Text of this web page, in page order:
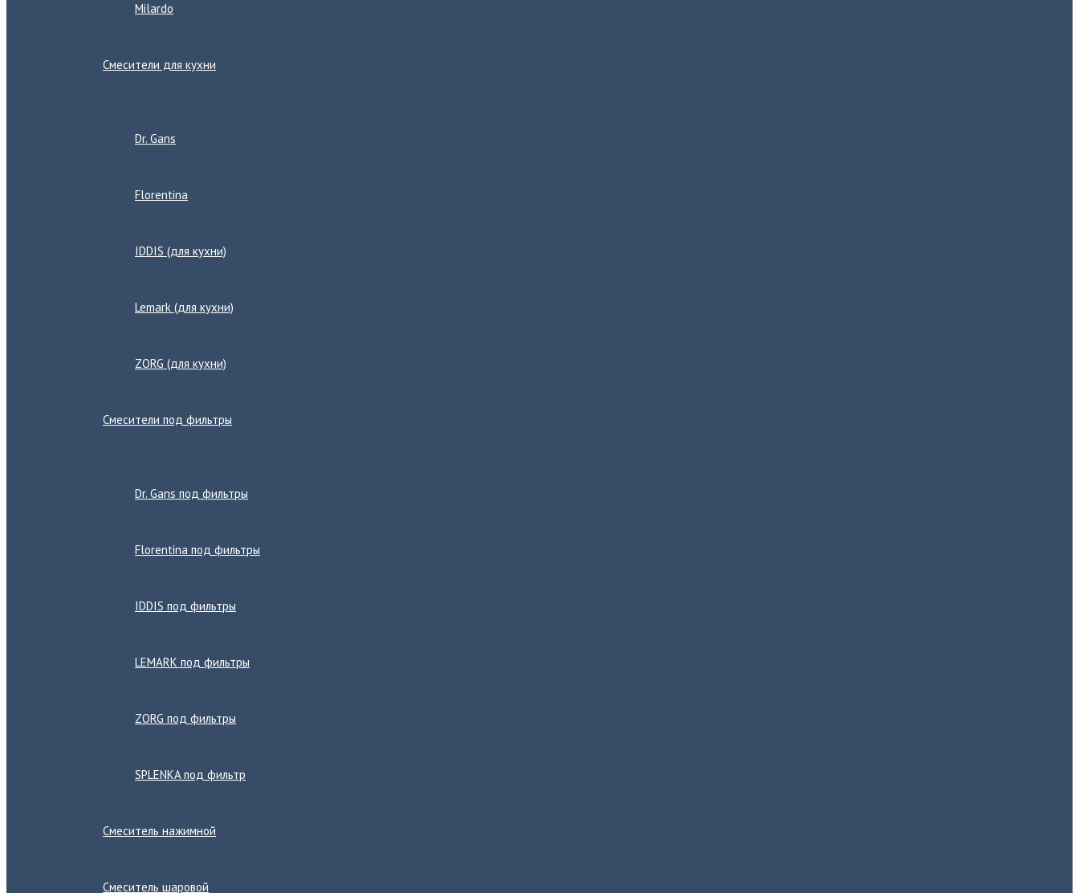
Milardo
Смесители для кухни
Dr. Gans
Florentina
IDDIS (для кухни)
Lemark (для кухни)
ZORG (для кухни)
Смесители под фильтры
Dr. Gans под фильтры
Florentina под фильтры
IDDIS под фильтры
LEMARK под фильтры
ZORG под фильтры
SPLENKA под фильтр
Смеситель нажимной
Смеситель шаровой